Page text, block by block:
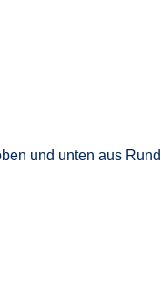
und unten aus